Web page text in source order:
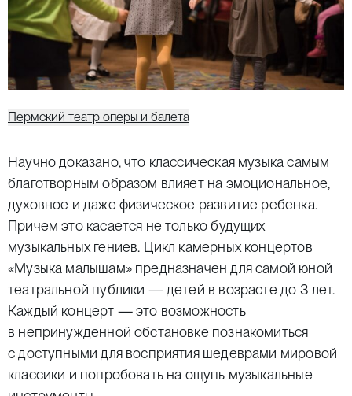
Пермский театр оперы и балета
Научно доказано, что классическая музыка самым
благотворным образом влияет на эмоциональное,
духовное и даже физическое развитие ребенка.
Причем это касается не только будущих
музыкальных гениев. Цикл камерных концертов
«Музыка малышам» предназначен для самой юной
театральной публики — детей в возрасте до 3 лет.
Каждый концерт — это возможность
в непринужденной обстановке познакомиться
с доступными для восприятия шедеврами мировой
классики и попробовать на ощупь музыкальные